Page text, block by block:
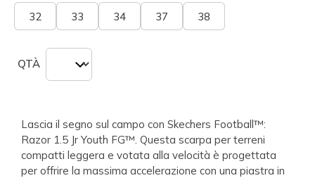
32 33 34 37 38
QTÀ
Lascia il segno sul campo con Skechers Football™:
Razor 1.5 Jr Youth FG™. Questa scarpa per terreni
compatti leggera e votata alla velocità è progettata
per offrire la massima accelerazione con una piastra in